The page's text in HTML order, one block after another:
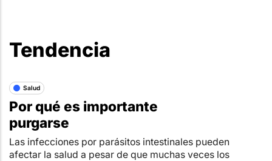
Tendencia
Salud
Por qué es importante
purgarse
Las infecciones por parásitos intestinales pueden
afectar la salud a pesar de que muchas veces los